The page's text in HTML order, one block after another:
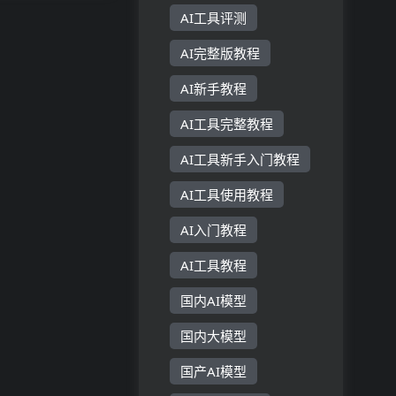
AI工具评测
AI完整版教程
AI新手教程
AI工具完整教程
AI工具新手入门教程
AI工具使用教程
AI入门教程
AI工具教程
国内AI模型
国内大模型
国产AI模型